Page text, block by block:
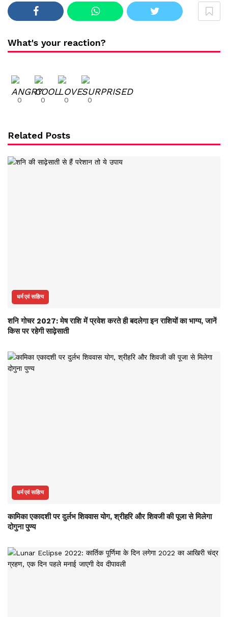
What's your reaction?
0 0 0 0
Related Posts
धर्म एवं साहित्य
शनि गोचर 2027: मेष राशि में प्रवेश करते ही बदलेगा इन राशियों का भाग्य, जानें
किस पर रहेगी साढ़ेसाती
धर्म एवं साहित्य
कामिका एकादशी पर दुर्लभ शिववास योग, श्रीहरि और शिवजी की पूजा से मिलेगा
दोगुना पुण्य